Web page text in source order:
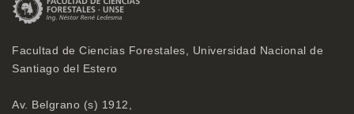
Facultad de Ciencias Forestales, Universidad Nacional de
Santiago del Estero
Av. Belgrano (s) 1912,